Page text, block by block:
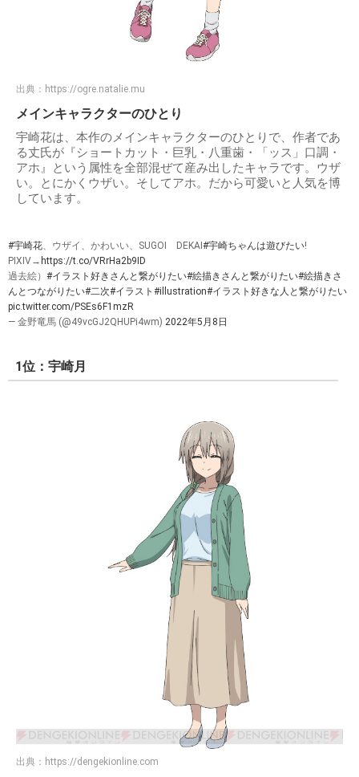
出典： https://ogre.natalie.mu
メインキャラクターのひとり
宇崎花は、本作のメインキャラクターのひとりで、作者であ
る丈氏が『ショートカット・巨乳・八重歯・「ッス」口調・
アホ』という属性を全部混ぜて産み出したキャラです。ウザ
い。とにかくウザい。そしてアホ。だから可愛いと人気を博
しています。
#宇崎花、ウザイ、かわいい、SUGOI DEKAI #宇崎ちゃんは遊びたい!
PIXIV→ https://t.co/VRrHa2b9ID
過去絵） #イラスト好きさんと繋がりたい#絵描きさんと繋がりたい#絵描きさ
んとつながりたい#二次#イラスト #illustration#イラスト好きな人と繋がりたい
pic.twitter.com/PSEs6F1mzR
— 金野竜馬 (@49vcGJ2QHUPi4wm) 2022年5月8日
1位：宇崎月
出典： https://dengekionline.com